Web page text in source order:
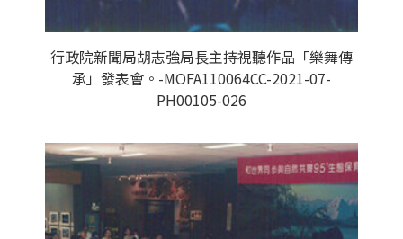
行政院新聞局胡志強局長主持視聽作品「樂舞傳
承」發表會。-MOFA110064CC-2021-07-
PH00105-026